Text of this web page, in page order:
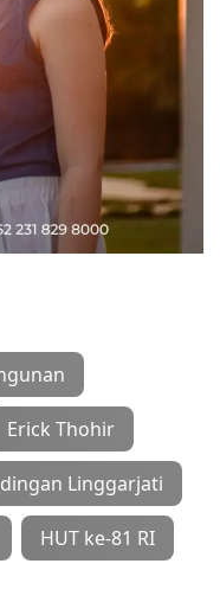
Erick Thohir
Linggarjati
HUT ke-81 RI